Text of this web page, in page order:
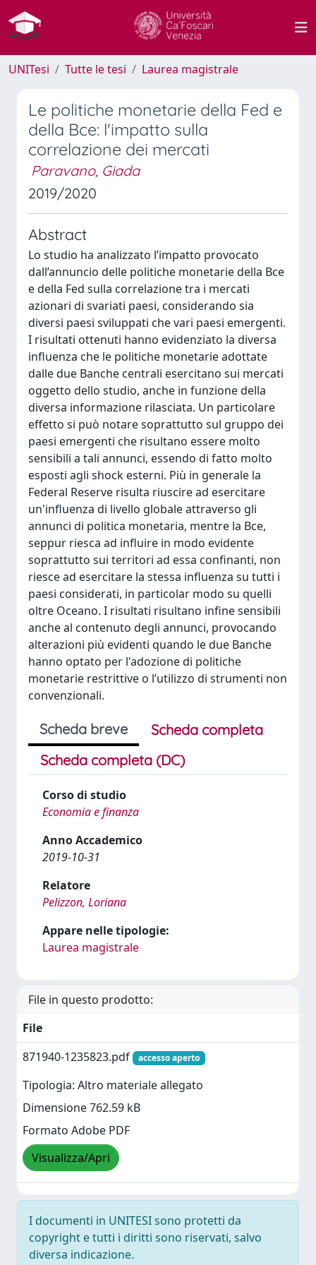
UNITesi Tutte le tesi Laurea magistrale
Le politiche monetarie della Fed e
della Bce: l'impatto sulla
correlazione dei mercati
Paravano, Giada
2019/2020
Abstract
Lo studio ha analizzato l’impatto provocato
dall’annuncio delle politiche monetarie della Bce
e della Fed sulla correlazione tra i mercati
azionari di svariati paesi, considerando sia
diversi paesi sviluppati che vari paesi emergenti.
I risultati ottenuti hanno evidenziato la diversa
influenza che le politiche monetarie adottate
dalle due Banche centrali esercitano sui mercati
oggetto dello studio, anche in funzione della
diversa informazione rilasciata. Un particolare
effetto si può notare soprattutto sul gruppo dei
paesi emergenti che risultano essere molto
sensibili a tali annunci, essendo di fatto molto
esposti agli shock esterni. Più in generale la
Federal Reserve risulta riuscire ad esercitare
un'influenza di livello globale attraverso gli
annunci di politica monetaria, mentre la Bce,
seppur riesca ad influire in modo evidente
soprattutto sui territori ad essa confinanti, non
riesce ad esercitare la stessa influenza su tutti i
paesi considerati, in particolar modo su quelli
oltre Oceano. I risultati risultano infine sensibili
anche al contenuto degli annunci, provocando
alterazioni più evidenti quando le due Banche
hanno optato per l'adozione di politiche
monetarie restrittive o l’utilizzo di strumenti non
convenzionali.
Scheda breve
Scheda completa
Scheda completa (DC)
Corso di studio
Economia e finanza
Anno Accademico
2019-10-31
Relatore
Pelizzon, Loriana
Appare nelle tipologie:
Laurea magistrale
File in questo prodotto:
File
871940-1235823.pdf
accesso aperto
Tipologia: Altro materiale allegato
Dimensione 762.59 kB
Formato Adobe PDF
Visualizza/Apri
I documenti in UNITESI sono protetti da
copyright e tutti i diritti sono riservati, salvo
diversa indicazione.